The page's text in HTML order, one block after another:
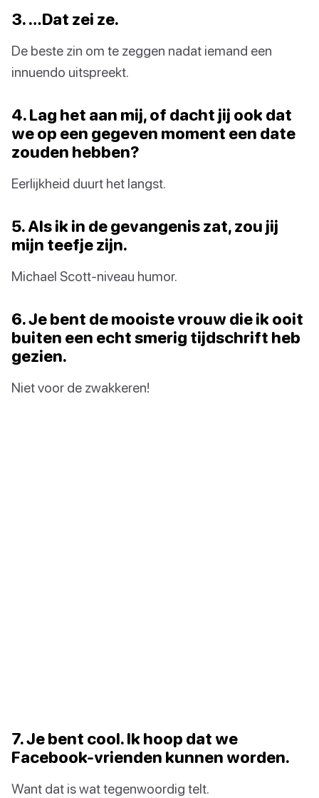
3. …Dat zei ze.
De beste zin om te zeggen nadat iemand een
innuendo uitspreekt.
4. Lag het aan mij, of dacht jij ook dat
we op een gegeven moment een date
zouden hebben?
Eerlijkheid duurt het langst.
5. Als ik in de gevangenis zat, zou jij
mijn teefje zijn.
Michael Scott-niveau humor.
6. Je bent de mooiste vrouw die ik ooit
buiten een echt smerig tijdschrift heb
gezien.
Niet voor de zwakkeren!
7. Je bent cool. Ik hoop dat we
Facebook-vrienden kunnen worden.
Want dat is wat tegenwoordig telt.